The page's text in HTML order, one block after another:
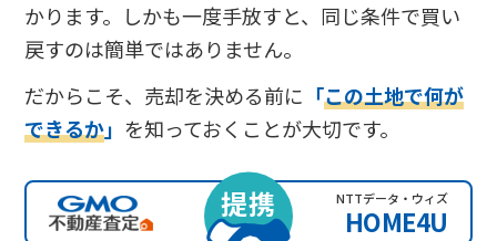
かります。しかも一度手放すと、同じ条件で買い
戻すのは簡単ではありません。
だからこそ、売却を決める前に 「この土地で何が
できるか」 を知っておくことが大切です。
NTTデータ・ウィズ
HOME4U
提携